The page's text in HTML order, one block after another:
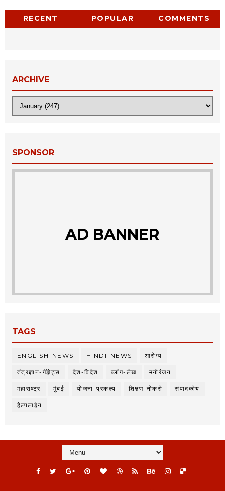
RECENT POPULAR COMMENTS
ARCHIVE
SPONSOR
AD BANNER
TAGS
ENGLISH-NEWS HINDI-NEWS आरोग्य
तंत्रज्ञान-गॅझेट्स देश-विदेश ब्लॉग-लेख मनोरंजन
महाराष्ट्र मुंबई योजना-प्रकल्प शिक्षण-नोकरी संपादकीय
हेल्पलाईन